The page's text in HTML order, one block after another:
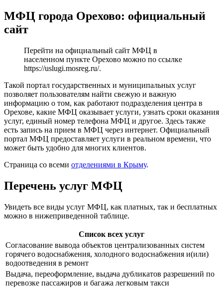
МФЦ города Орехово: официальный
сайт
Перейти на официальный сайт МФЦ в
населенном пункте Орехово можно по ссылке
https://uslugi.mosreg.ru/.
Такой портал государственных и муниципальных услуг
позволяет пользователям найти свежую и важную
информацию о том, как работают подразделения центра в
Орехове, какие МФЦ оказывает услуги, узнать сроки оказания
услуг, единый номер телефона МФЦ и другое. Здесь также
есть запись на прием в МФЦ через интернет. Официальный
портал МФЦ предоставляет услуги в реальном времени, что
может быть удобно для многих клиентов.
Страница со всеми отделениями в Крыму.
Перечень услуг МФЦ
Увидеть все виды услуг МФЦ, как платных, так и бесплатных
можно в нижеприведенной таблице.
Список всех услуг
Согласование вывода объектов централизованных систем
горячего водоснабжения, холодного водоснабжения и(или)
водоотведения в ремонт
Выдача, переоформление, выдача дубликатов разрешений по
перевозке пассажиров и багажа легковым такси